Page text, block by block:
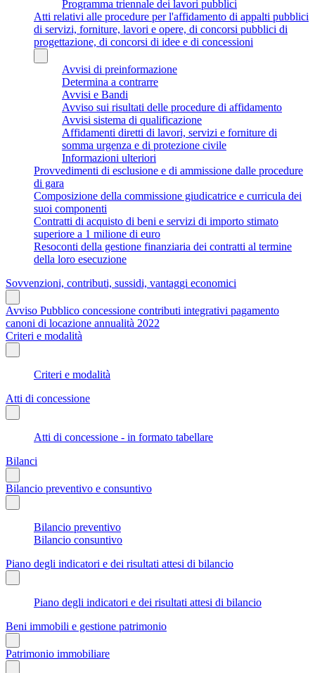
Programma triennale dei lavori pubblici
Atti relativi alle procedure per l'affidamento di appalti pubblici
di servizi, forniture, lavori e opere, di concorsi pubblici di
progettazione, di concorsi di idee e di concessioni
Avvisi di preinformazione
Determina a contrarre
Avvisi e Bandi
Avviso sui risultati delle procedure di affidamento
Avvisi sistema di qualificazione
Affidamenti diretti di lavori, servizi e forniture di
somma urgenza e di protezione civile
Informazioni ulteriori
Provvedimenti di esclusione e di ammissione dalle procedure
di gara
Composizione della commissione giudicatrice e curricula dei
suoi componenti
Contratti di acquisto di beni e servizi di importo stimato
superiore a 1 milione di euro
Resoconti della gestione finanziaria dei contratti al termine
della loro esecuzione
Sovvenzioni, contributi, sussidi, vantaggi economici
Avviso Pubblico concessione contributi integrativi pagamento
canoni di locazione annualità 2022
Criteri e modalità
Criteri e modalità
Atti di concessione
Atti di concessione - in formato tabellare
Bilanci
Bilancio preventivo e consuntivo
Bilancio preventivo
Bilancio consuntivo
Piano degli indicatori e dei risultati attesi di bilancio
Piano degli indicatori e dei risultati attesi di bilancio
Beni immobili e gestione patrimonio
Patrimonio immobiliare